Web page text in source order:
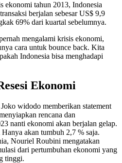
ekonomi tahun 2013, Indonesia
berjalan sebesar US$ 9,9
69% dari kuartal sebelumnya.
mengalami krisis ekonomi,
cara untuk bounce back. Kita
Indonesia bisa menghadapi
Ekonomi
widodo memberikan statement
rencana dan
nanti ekonomi akan berjalan gelap.
akan tumbuh 2,7 % saja.
Nouriel Roubini mengatakan
dari pertumbuhan ekonomi yang
tinggi.